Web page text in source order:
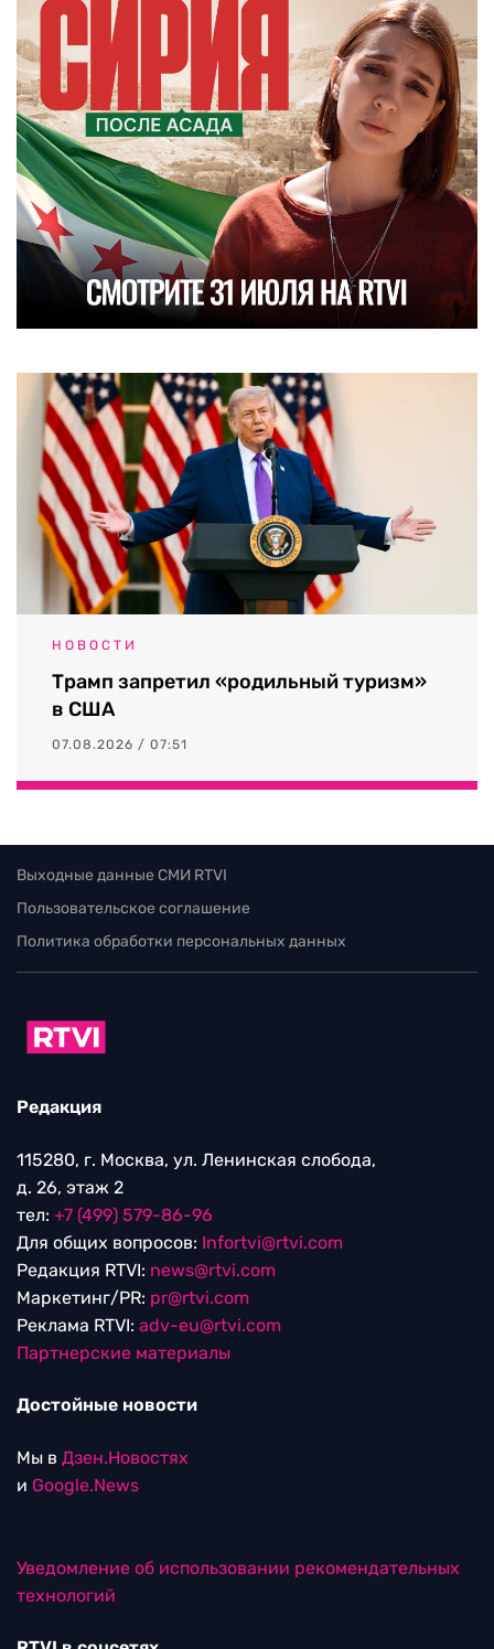
НОВОСТИ
Трамп запретил «родильный туризм»
в США
07.08.2026 / 07:51
Выходные данные СМИ RTVI
Пользовательское соглашение
Политика обработки персональных данных
Редакция
115280, г. Москва, ул. Ленинская слобода,
д. 26, этаж 2
тел: +7 (499) 579-86-96
Для общих вопросов: Infortvi@rtvi.com
Редакция RTVI: news@rtvi.com
Маркетинг/PR: pr@rtvi.com
Реклама RTVI: adv-eu@rtvi.com
Партнерские материалы
Достойные новости
Мы в Дзен.Новостях
и Google.News
Уведомление об использовании рекомендательных
технологий